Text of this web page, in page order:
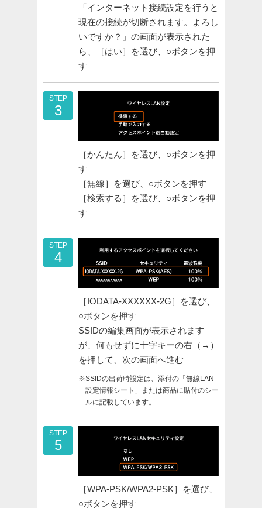
「インターネット接続設定を行うと
現在の接続が切断されます。よろし
いですか？」の画面が表示された
ら、［はい］を選び、○ボタンを押
す
STEP
3
［かんたん］を選び、○ボタンを押
す
［無線］を選び、○ボタンを押す
［検索する］を選び、○ボタンを押
す
STEP
4
［IODATA-XXXXXX-2G］を選び、
○ボタンを押す
SSIDの編集画面が表示されます
が、何もせずに十字キーの右（→）
を押して、次の画面へ進む
※SSIDの出荷時設定は、添付の「無線LAN
設定情報シート」または商品に貼付のシー
ルに記載しています。
STEP
5
［WPA-PSK/WPA2-PSK］を選び、
○ボタンを押す